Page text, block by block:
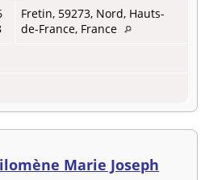
Fretin, 59273, Nord, Hauts-
de-France, France
Marie Joseph